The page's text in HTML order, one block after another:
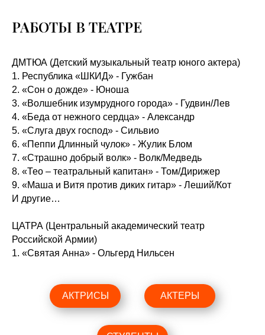
РАБОТЫ В ТЕАТРЕ
ДМТЮА (Детский музыкальный театр юного актера)
1. Республика «ШКИД» - Гужбан
2. «Сон о дожде» - Юноша
3. «Волшебник изумрудного города» - Гудвин/Лев
4. «Беда от нежного сердца» - Александр
5. «Слуга двух господ» - Сильвио
6. «Пеппи Длинный чулок» - Жулик Блом
7. «Страшно добрый волк» - Волк/Медведь
8. «Тео – театральный капитан» - Том/Дирижер
9. «Маша и Витя против диких гитар» - Леший/Кот
И другие…
ЦАТРА (Центральный академический театр
Российской Армии)
1. «Святая Анна» - Ольгерд Нильсен
АКТЕРЫ
АКТРИСЫ